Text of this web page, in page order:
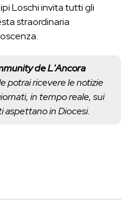
Loschi invita tutti gli
straordinaria
de L'Ancora
potrai ricevere le notizie
in tempo reale, sui
in Diocesi.